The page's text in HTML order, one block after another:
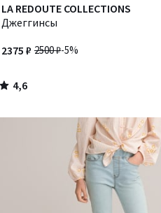
LA REDOUTE COLLECTIONS
Джеггинсы
2500 ₽-5%
2375 ₽
4,6
/ 5
4,6
/